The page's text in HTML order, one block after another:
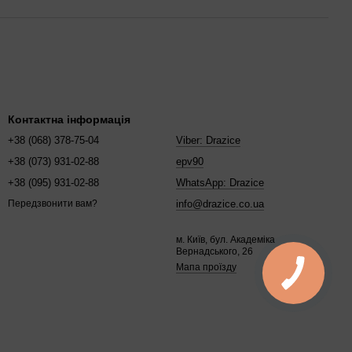
Контактна інформація
+38 (068) 378-75-04
+38 (073) 931-02-88
+38 (095) 931-02-88
Передзвонити вам?
Viber: Drazice
epv90
WhatsApp: Drazice
info@drazice.co.ua
м. Київ, бул. Академіка
Вернадського, 26
Мапа проїзду